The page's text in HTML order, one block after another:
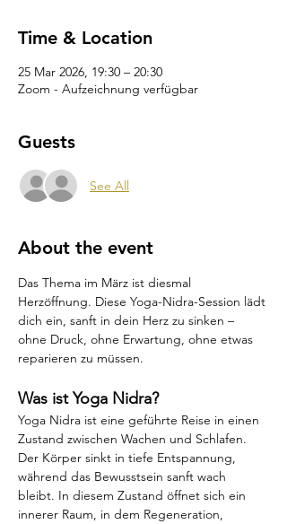
Time & Location
25 Mar 2026, 19:30 – 20:30
Zoom - Aufzeichnung verfügbar
Guests
See All
About the event
Das Thema im März ist diesmal
Herzöffnung. Diese Yoga-Nidra-Session lädt
dich ein, sanft in dein Herz zu sinken –
ohne Druck, ohne Erwartung, ohne etwas
reparieren zu müssen.
Was ist Yoga Nidra?
Yoga Nidra ist eine geführte Reise in einen
Zustand zwischen Wachen und Schlafen.
Der Körper sinkt in tiefe Entspannung,
während das Bewusstsein sanft wach
bleibt. In diesem Zustand öffnet sich ein
innerer Raum, in dem Regeneration,